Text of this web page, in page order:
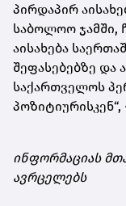
პირდაპირ
საბოლოო ჯამში,
აისახება
შეფასებებზე და
საქართველოს
პოზიტიურისკენ“,
ინფორმაციას
ავრცელებს